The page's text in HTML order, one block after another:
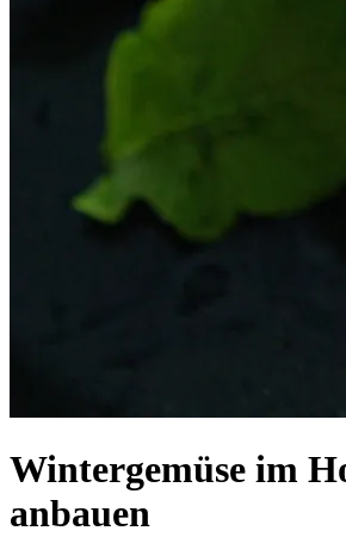
Wintergemüse im
anbauen